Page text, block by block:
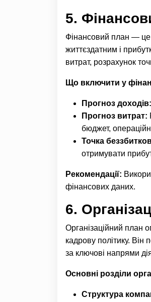
5.
Фінансовий план — це
життєздатним і
витрат, розрахунок
Що включити у
Прогноз доходів:
Прогноз витрат:
бюджет,
Точка
отримувати
Рекомендації:
фінансових даних.
6.
Організаційний план
кадрову політику. Він
за ключові напрями
Основні розділи
Структура